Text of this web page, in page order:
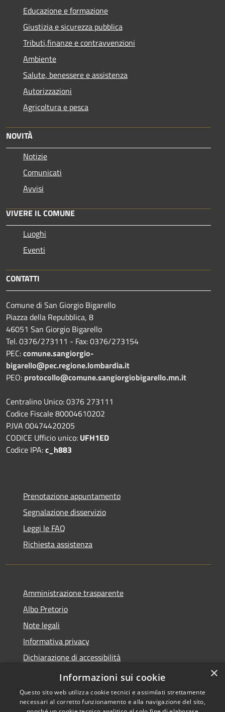
Educazione e formazione
Giustizia e sicurezza pubblica
Tributi,finanze e contravvenzioni
Ambiente
Salute, benessere e assistenza
Autorizzazioni
Agricoltura e pesca
NOVITÀ
Notizie
Comunicati
Avvisi
VIVERE IL COMUNE
Luoghi
Eventi
CONTATTI
Comune di San Giorgio Bigarello
Piazza della Repubblica, 8
46051 San Giorgio Bigarello
Tel. 0376/273111 - Fax: 0376/273154
PEC:comune.sangiorgio-
bigarello@pec.regione.lombardia.it
PEO: protocollo@comune.sangiorgiobigarello.mn.it
Centralino Unico: 0376 273111
Codice Fiscale 80004610202
P.IVA 00474420205
CODICE Ufficio unico: UFH1ED
Codice IPA:c_h883
Prenotazione appuntamento
Segnalazione disservizio
Leggi le FAQ
Richiesta assistenza
Amministrazione trasparente
Albo Pretorio
Note legali
Informativa privacy
Dichiarazione di accessibilità
Obiettivi di accessibilità
×
Informazioni sui cookie
Questo sito web utilizza cookie tecnici e assimilati strettamente
necessari al corretto funzionamento e alla navigazione del sito,